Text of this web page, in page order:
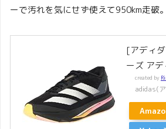
ーで汚れを気にせず使えて950km走破。
[アディ
ーズ ア
created by
adidas(